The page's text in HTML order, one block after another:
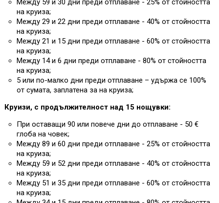
на круиза;
Между 29 и 22 дни преди отплаване - 40% от стойността
на круиза;
Между 21 и 15 дни преди отплаване - 60% от стойността
на круиза;
Между 14 и 6 дни преди отплаване - 80% от стойността
на круиза;
5 или по-малко дни преди отплаване – удържа се 100%
от сумата, заплатена за на круиза;
Круизи, с продължителност над 15 нощувки:
При оставащи 90 или повече дни до отплаване - 50 €
глоба на човек;
Между 89 и 60 дни преди отплаване - 25% от стойността
на круиза;
Между 59 и 52 дни преди отплаване - 40% от стойността
на круиза;
Между 51 и 35 дни преди отплаване - 60% от стойността
на круиза;